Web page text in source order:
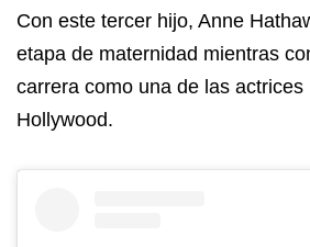
Con este tercer hijo, Anne
etapa de maternidad mientras
carrera como una de las
Hollywood.